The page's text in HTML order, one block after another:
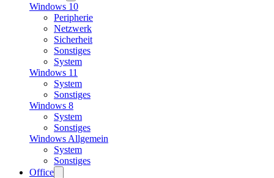
Windows 10
Peripherie
Netzwerk
Sicherheit
Sonstiges
System
Windows 11
System
Sonstiges
Windows 8
System
Sonstiges
Windows Allgemein
System
Sonstiges
Office